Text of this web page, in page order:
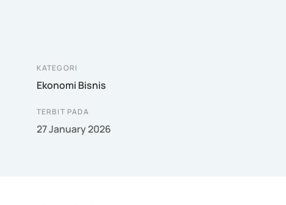
KATEGORI
Ekonomi Bisnis
TERBIT PADA
27 January 2026